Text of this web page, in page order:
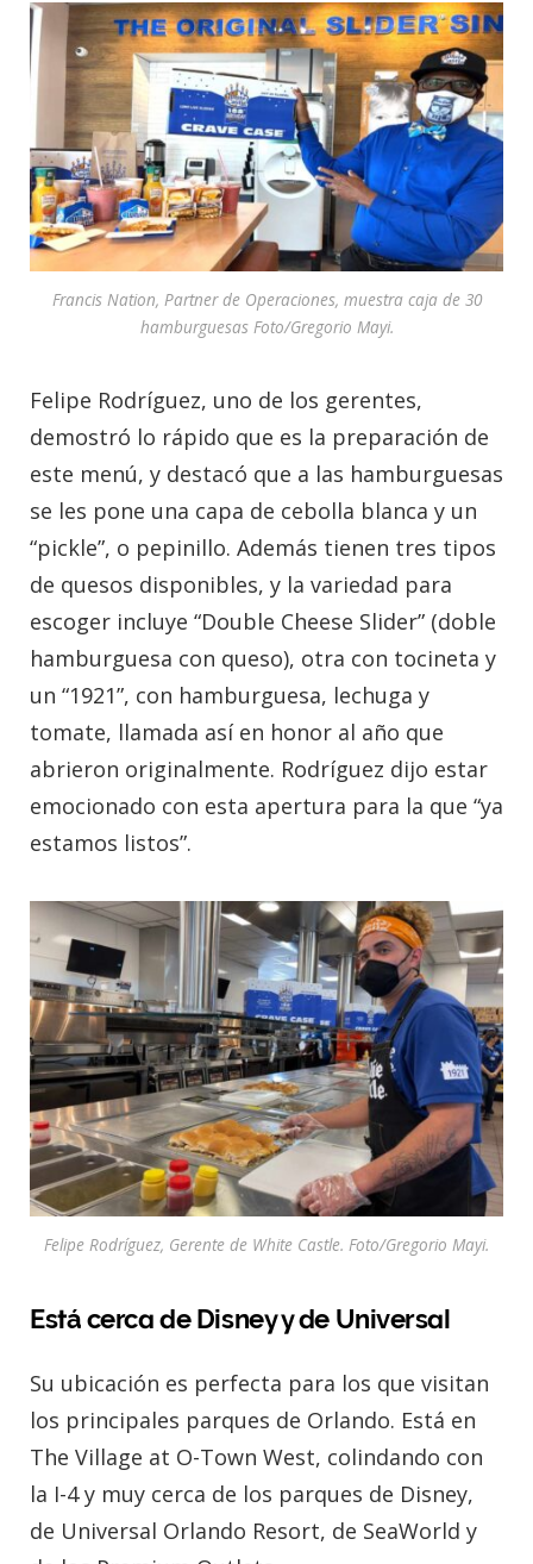
Francis Nation, Partner de Operaciones, muestra caja de 30
hamburguesas Foto/Gregorio Mayi.
Felipe Rodríguez, uno de los gerentes,
demostró lo rápido que es la preparación de
este menú, y destacó que a las hamburguesas
se les pone una capa de cebolla blanca y un
“pickle”, o pepinillo. Además tienen tres tipos
de quesos disponibles, y la variedad para
escoger incluye “Double Cheese Slider” (doble
hamburguesa con queso), otra con tocineta y
un “1921”, con hamburguesa, lechuga y
tomate, llamada así en honor al año que
abrieron originalmente. Rodríguez dijo estar
emocionado con esta apertura para la que “ya
estamos listos”.
Felipe Rodríguez, Gerente de White Castle. Foto/Gregorio Mayi.
Está cerca de Disney y de Universal
Su ubicación es perfecta para los que visitan
los principales parques de Orlando. Está en
The Village at O-Town West, colindando con
la I-4 y muy cerca de los parques de Disney,
de Universal Orlando Resort, de SeaWorld y